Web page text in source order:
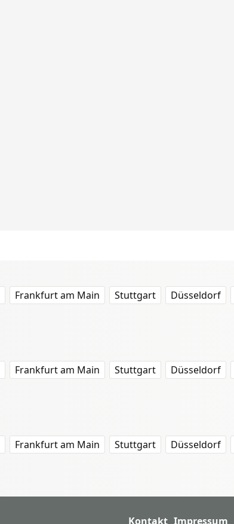
Frankfurt am Main Stuttgart Düsseldorf
Frankfurt am Main Stuttgart Düsseldorf
Frankfurt am Main Stuttgart Düsseldorf
Kontakt Impressum